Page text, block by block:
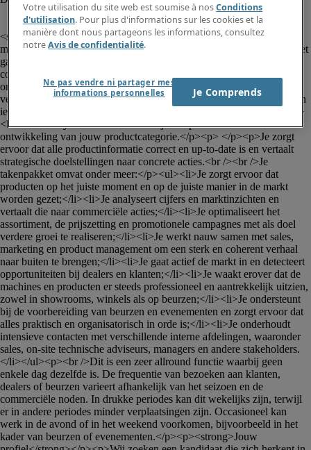
						<p>Robert Half is voor een klant in
<strong>Kortenberg</strong> op zoek naar een analytische
marketeer<strong> (m/v/x)</strong> met sterke technische kennis. Het
gaat om een <strong>interimopdracht met zicht op een vast
contract</strong>.</p><p>Ben jij commercieel ingesteld,
organisatorisch sterk en hou je van een heel gevarieerde functie met
veel interne en externe contacten? Dan is deze opportuniteit misschien
iets voor jou.</p><p><strong>Jouw verantwoordelijkheden</strong>
<br />Als analytische marketeer ben je de spil in het beheer en de
ontwikkeling van jouw productcategorie.</p><p> </p><p>Je zorgt
ervoor dat alle productinformatie correct en up-to-date is en vertaalt
strategische doelstellingen naar concrete acties.<br /><br />Je
takenpakket omvat onder meer:</p><ul><li>Je zorgt ervoor dat
producten op het juiste moment en op de juiste manier in de markt
worden gezet;</li><li>Je analyseert cijfers en marktinzichten en
vertaalt die naar commerciële acties;</li><li>Je optimaliseert het
assortiment, de prijszetting en promotionele campagnes met als doel
verdere groei te realiseren;</li><li>Je werkt nauw samen met sales,
marketing en product management om een sterk en coherent verhaal
naar buiten te brengen;</li><li>Je gaat actief de markt in en detecteert
opportuniteiten bij dealers en klanten;</li><li>Je waakt erover dat de
machines en producten er steeds professioneel en aantrekkelijk uitzien,
zowel in showrooms, winkels als op beurzen;</li><li>Je ondersteunt
bij de voorbereiding van beurzen en evenementen en zorgt ervoor dat
alles praktisch en organisatorisch in orde is;</li><li>Je onderhoudt
intensieve contacten met verschillende interne afdelingen, waaronder
sales, on-site technische adviseurs, managers en andere stakeholders.
</li></ul><p><br />Dit is een zeer allround functie waarbij geen
enkele dag dezelfde is. De frequentie van bezoeken aan klanten,
dealers of beurzen varieert afhankelijk van het seizoen en de
commerciële noden. In drukke periodes kan dit wekelijks zijn, terwijl
er in andere periodes minder verplaatsingen zijn. Occasioneel kan
werk in de avond of in het weekend voorkomen, bijvoorbeeld in het
kader van beurzen of evenementen.</p><p><strong>Jouw
Votre utilisation du site web est soumise à nosConditions
d'utilisation. Pour plus d'informations sur les cookies et la
manière dont nous partageons les informations, consultez
notreAvis de confidentialité.
Ne pas vendre ni partager mes
informations personnelles
Je Comprends